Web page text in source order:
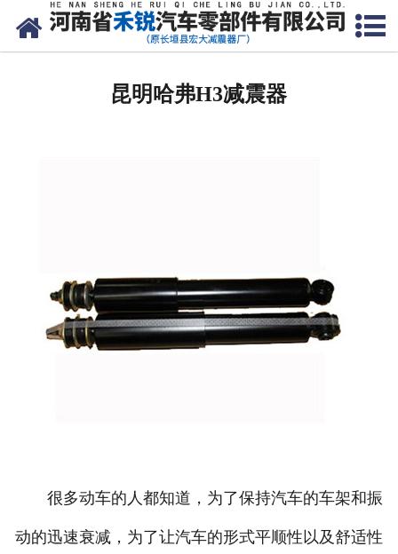
网站首页
昆明起亚减震器
昆明铃木减震器
昆明哈弗H3减震器
很多动车的人都知道，为了保持汽车的车架和振
动的迅速衰减，为了让汽车的形式平顺性以及舒适性